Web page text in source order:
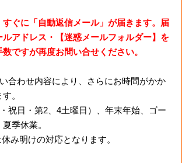
すぐに「自動返信メール」が届きます。届
アドレス・【迷惑メールフォルダー】を
ですが再度お問い合せください。
合わせ内容により、さらにお時間がかか
。
祝日・第2、4土曜日）、年末年始、ゴー
季休業。
み明けの対応となります。